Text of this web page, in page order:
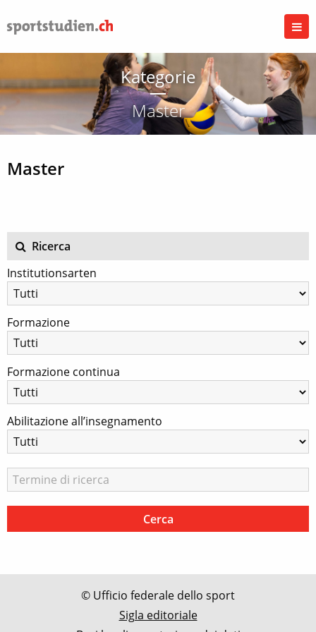
Kategorie
Master
Master
Ricerca
Institutionsarten
Formazione
Formazione continua
Abilitazione all’insegnamento
© Ufficio federale dello sport
Sigla editoriale